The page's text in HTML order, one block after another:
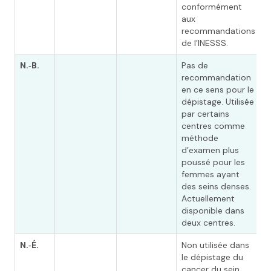
conformément
aux
recommandations
de l’INESSS.
N.‑B.
Pas de
recommandation
en ce sens pour le
dépistage. Utilisée
par certains
centres comme
méthode
d’examen plus
poussé pour les
femmes ayant
des seins denses.
Actuellement
disponible dans
deux centres.
N.‑É.
Non utilisée dans
le dépistage du